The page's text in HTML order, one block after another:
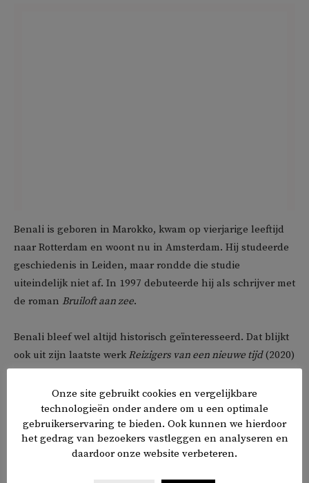
Benali is geboren in Marokko, kwam op vierjarige leeftijd
naar Rotterdam en woont nu in Amsterdam. Hij studeerde
geschiedenis in Leiden, maar rondde die studie
uiteindelijk niet af. In 1997 debuteerde hij als schrijver met
de roman Bruiloft aan zee.
Benali bleef wel altijd historisch geïnteresseerd. Dat blijkt
ook uit zijn laatste werkReizigers van een nieuwe tijd(2020)
over de piraat Jan Janszoon van Haarlem. Samen met tv-
programma Andere Tijden maakte hij de vierdelige
Janszoon, piraat van de wereld. De eerste aflevering wordt
vanavond uitgezonden op NPO2.
Onze site gebruikt cookies en vergelijkbare
technologieën onder andere om u een optimale
gebruikerservaring te bieden. Ook kunnen we hierdoor
het gedrag van bezoekers vastleggen en analyseren en
daardoor onze website verbeteren.